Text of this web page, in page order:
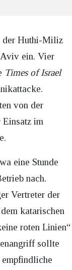
der Huthi-Miliz
ein. Vier
Times of Israel
von der
Einsatz im
eine Stunde
nach.
Vertreter der
katarischen
roten Linien“
sollte